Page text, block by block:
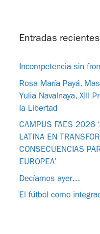
Entradas recientes
Incompetencia sin
Rosa María Payá,
Yulia Navalnaya, XIII
la Libertad
CAMPUS FAES 2026
LATINA EN
CONSECUENCIAS
EUROPEA’
Decíamos ayer…
El fútbol como